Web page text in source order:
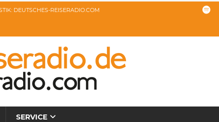
DEUTSCHES-REISERADIO.COM
SERVICE